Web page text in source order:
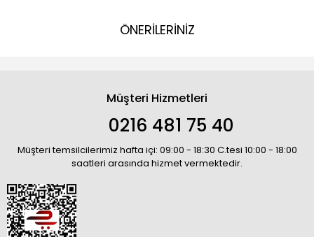
ÖNERİLERİNİZ
Müşteri Hizmetleri
0216 481 75 40
Müşteri temsilcilerimiz hafta içi: 09:00 - 18:30 C.tesi 10:00 - 18:00
saatleri arasında hizmet vermektedir.